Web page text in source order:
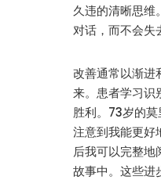
久违的清晰思维
对话，而不会失
改善通常以渐进
来。患者学习识
胜利。73岁的
注意到我能更好
后我可以完整地
故事中。这些进